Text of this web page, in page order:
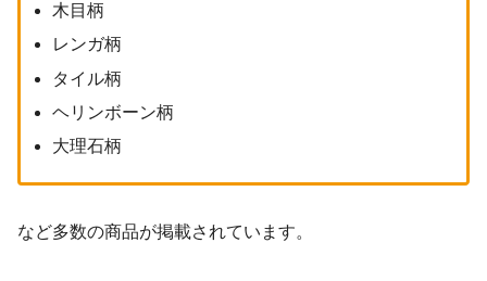
木目柄
レンガ柄
タイル柄
ヘリンボーン柄
大理石柄
など多数の商品が掲載されています。